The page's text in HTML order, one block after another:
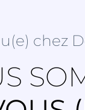
ainsi que les
à
les sommes
et intérêts
chez